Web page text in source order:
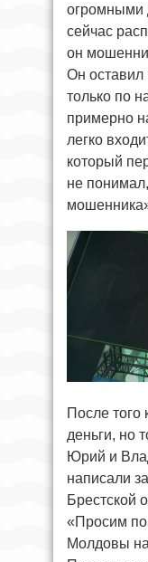
огромными
сейчас
он
Он оставил
только по
примерно
легко
который
не
После того
деньги, но
Юрий и
написали
Брестской
«Просим
Молдовы